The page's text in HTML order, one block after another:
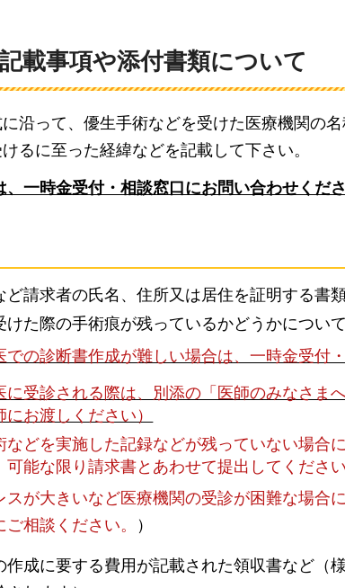
載事項や添付書類について
に沿って、優生手術などを受けた医療機関の
るに至った経緯などを記載して下さい。
一時金受付・相談窓口にお問い合わせくださ
ど請求者の氏名、住所又は居住を証明する書
けた際の手術痕が残っているかどうかについ
での診断書作成が難しい場合は、一時金受付
に受診される際は、別添の「医師のみなさま
お渡しください）
などを実施した記録などが残っていない場
可能な限り請求書とあわせて提出してください
スが大きいなど医療機関の受診が困難な場
相談ください。
）
作成に要する費用が記載された領収書など